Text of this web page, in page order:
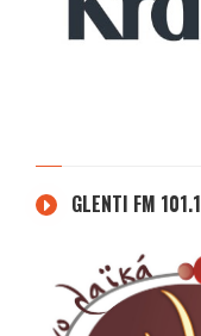
GLENTI FM 101.1